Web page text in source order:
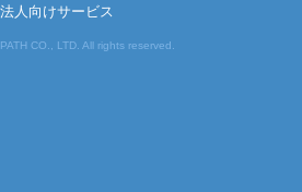
法人向けサービス
CO., LTD. All rights reserved.